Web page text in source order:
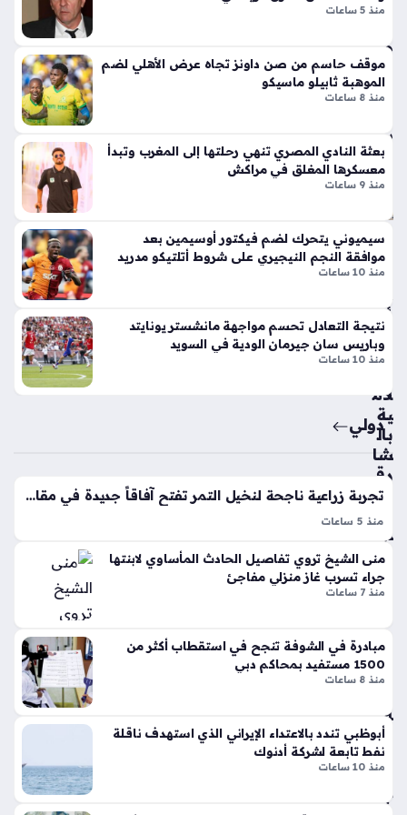
دل
بإ
ط
ق
أيق
ونت
الج
دي
دة
ذا
الإث
ني
أس
طو
انة
ونا
قل
الح
رك
ة
الي
دو
ي
شه
د
بنت
كون
دة
م
20
29
سا
عتي
ن
دائ
رة
ال
ؤو
ن
الإ
لام
ية
بال
شا
رق
تط
لق
مبا
در
و
ب
مع
ة
بال
م
سا
جد
منذ 5 ساعات
موقف حاسم من صن داونز تجاه عرض الأهلي لضم
الموهبة ثابيلو ماسيكو
منذ 8 ساعات
بعثة النادي المصري تنهي رحلتها إلى المغرب وتبدأ
معسكرها المغلق في مراكش
منذ 9 ساعات
سيميوني يتحرك لضم فيكتور أوسيمين بعد
موافقة النجم النيجيري على شروط أتلتيكو مدريد
منذ 10 ساعات
نتيجة التعادل تحسم مواجهة مانشستر يونايتد
وباريس سان جيرمان الودية في السويد
منذ 10 ساعات
دولي
تجربة زراعية ناجحة لنخيل التمر تفتح آفاقاً جديدة في مقاطعة هاينان الصينية
منذ 5 ساعات
ملموساً يترجم سنوات من التعاون التقني والزراعي المثمر، حيث
شهدت مدينة ونتشانغ مؤخراً نجاحاً لافتاً في إثمار ثمانية أصناف
منى الشيخ تروي تفاصيل الحادث المأساوي لابنتها
جراء تسرب غاز منزلي مفاجئ
منذ 7 ساعات
مبادرة في الشوفة تنجح في استقطاب أكثر من
1500 مستفيد بمحاكم دبي
منذ 8 ساعات
أبوظبي تندد بالاعتداء الإيراني الذي استهدف ناقلة
نفط تابعة لشركة أدنوك
منذ 10 ساعات